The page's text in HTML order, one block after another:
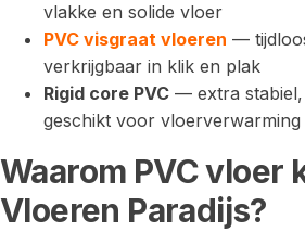
vlakke en solide vloer
PVC visgraat vloeren —
verkrijgbaar in klik en plak
Rigid core PVC — extra
geschikt voor vloerverwarming
Waarom PVC vloer
Vloeren Paradijs?